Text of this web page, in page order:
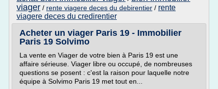
viager / rente viagere deces du debirentier / rente
viagere deces du credirentier
Acheter un viager Paris 19 - Immobilier
Paris 19 Solvimo
La vente en Viager de votre bien à Paris 19 est une
affaire sérieuse. Viager libre ou occupé, de nombreuses
questions se posent : c'est la raison pour laquelle notre
équipe à Solvimo Paris 19 met tout en...